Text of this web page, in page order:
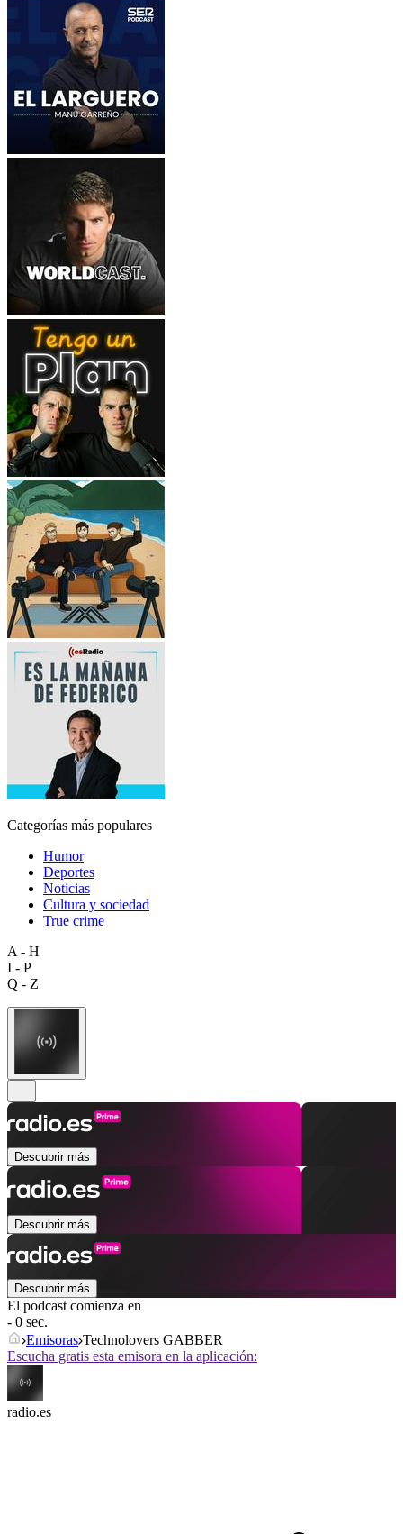
Categorías más populares
Humor
Deportes
Noticias
Cultura y sociedad
True crime
A - H
I - P
Q - Z
Descubrir más
Descubrir más
Descubrir más
El podcast comienza en
- 0 sec.
Emisoras Technolovers GABBER
Escucha gratis esta emisora en la aplicación:
radio.es